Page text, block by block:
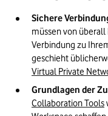
Sichere
müssen von
Verbindung zu
geschieht
Virtual Private
Grundlagen der
Collaboration Tools